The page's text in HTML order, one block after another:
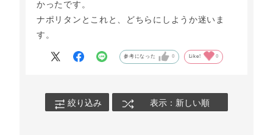
かったです。
ナポリタンとこれと、どちらにしようか迷いま
す。
参考になった 0 Like! 0
絞り込み 表示：新しい順